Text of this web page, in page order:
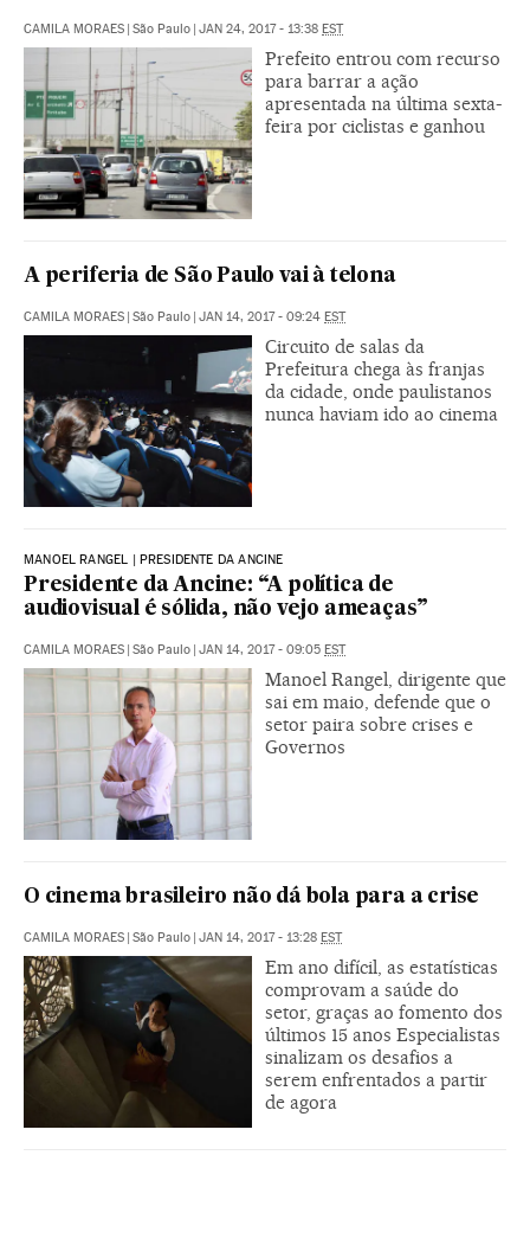
CAMILA MORAES | São Paulo | JAN 24, 2017 - 13:38 EST
Prefeito entrou com recurso
para barrar a ação
apresentada na última sexta-
feira por ciclistas e ganhou
A periferia de São Paulo vai à telona
CAMILA MORAES | São Paulo | JAN 14, 2017 - 09:24 EST
Circuito de salas da
Prefeitura chega às franjas
da cidade, onde paulistanos
nunca haviam ido ao cinema
MANOEL RANGEL | PRESIDENTE DA ANCINE
Presidente da Ancine: “A política de
audiovisual é sólida, não vejo ameaças”
CAMILA MORAES | São Paulo | JAN 14, 2017 - 09:05 EST
Manoel Rangel, dirigente que
sai em maio, defende que o
setor paira sobre crises e
Governos
O cinema brasileiro não dá bola para a crise
CAMILA MORAES | São Paulo | JAN 14, 2017 - 13:28 EST
Em ano difícil, as estatísticas
comprovam a saúde do
setor, graças ao fomento dos
últimos 15 anos Especialistas
sinalizam os desafios a
serem enfrentados a partir
de agora